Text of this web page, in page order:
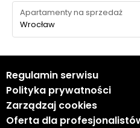
Apartamenty na sprzedaż
Wrocław
Regulamin serwisu
Polityka prywatności
Zarządzaj cookies
Oferta dla